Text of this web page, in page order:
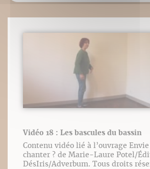
Vidéo 18 : Les bascules du bassin
Contenu vidéo lié à l’ouvrage Envie
chanter ? de Marie-Laure Potel/
DésIris/Adverbum. Tous droits